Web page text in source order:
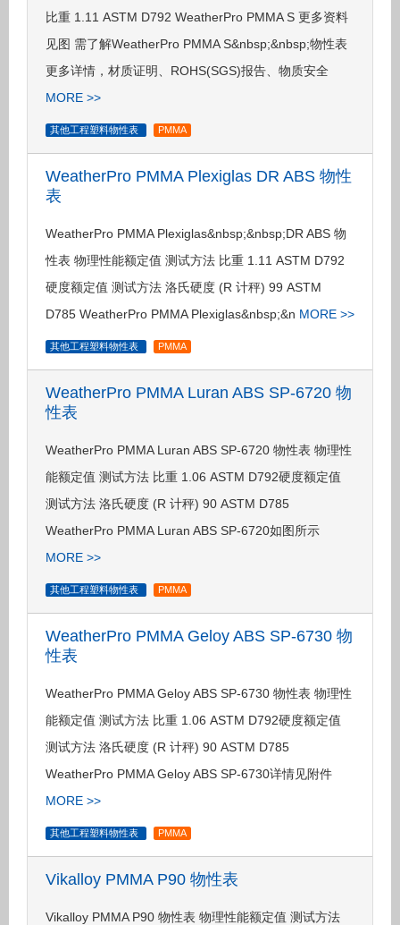
比重 1.11 ASTM D792 WeatherPro PMMA S 更多资料
见图 需了解WeatherPro PMMA S&nbsp;&nbsp;物性表
更多详情，材质证明、ROHS(SGS)报告、物质安全
MORE >>
其他工程塑料物性表 PMMA
WeatherPro PMMA Plexiglas DR ABS 物性
表
WeatherPro PMMA Plexiglas&nbsp;&nbsp;DR ABS 物
性表 物理性能额定值 测试方法 比重 1.11 ASTM D792
硬度额定值 测试方法 洛氏硬度 (R 计秤) 99 ASTM
D785 WeatherPro PMMA Plexiglas&nbsp;&n MORE >>
其他工程塑料物性表 PMMA
WeatherPro PMMA Luran ABS SP-6720 物
性表
WeatherPro PMMA Luran ABS SP-6720 物性表 物理性
能额定值 测试方法 比重 1.06 ASTM D792硬度额定值
测试方法 洛氏硬度 (R 计秤) 90 ASTM D785
WeatherPro PMMA Luran ABS SP-6720如图所示
MORE >>
其他工程塑料物性表 PMMA
WeatherPro PMMA Geloy ABS SP-6730 物
性表
WeatherPro PMMA Geloy ABS SP-6730 物性表 物理性
能额定值 测试方法 比重 1.06 ASTM D792硬度额定值
测试方法 洛氏硬度 (R 计秤) 90 ASTM D785
WeatherPro PMMA Geloy ABS SP-6730详情见附件
MORE >>
其他工程塑料物性表 PMMA
Vikalloy PMMA P90 物性表
Vikalloy PMMA P90 物性表 物理性能额定值 测试方法